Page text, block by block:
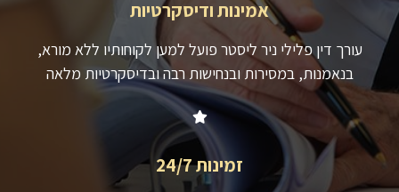
אמינות ודיסקרטיות
עורך דין פלילי ניר ליסטר פועל למען לקוחותיו ללא מורא,
בנאמנות, במסירות ובנחישות רבה ובדיסקרטיות מלאה
זמינות 24/7